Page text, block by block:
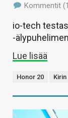
Kommentit
io-tech
-
Lue lisää
Honor 20 Kirin